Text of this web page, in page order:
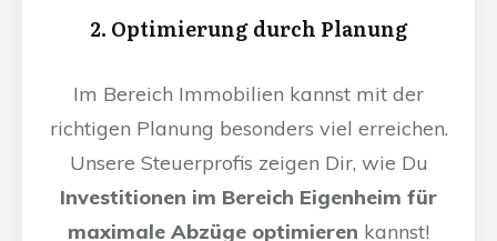
2. Optimierung durch Planung
Im Bereich Immobilien kannst mit der
richtigen Planung besonders viel erreichen.
Unsere Steuerprofis zeigen Dir, wie Du
Investitionen im Bereich Eigenheim für
maximale Abzüge optimieren kannst!